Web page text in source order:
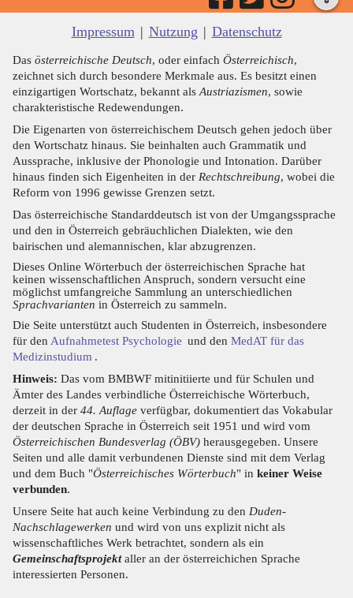
Impressum | Nutzung | Datenschutz
Das österreichische Deutsch, oder einfach Österreichisch,
zeichnet sich durch besondere Merkmale aus. Es besitzt einen
einzigartigen Wortschatz, bekannt als Austriazismen, sowie
charakteristische Redewendungen.
Die Eigenarten von österreichischem Deutsch gehen jedoch über
den Wortschatz hinaus. Sie beinhalten auch Grammatik und
Aussprache, inklusive der Phonologie und Intonation. Darüber
hinaus finden sich Eigenheiten in der Rechtschreibung, wobei die
Reform von 1996 gewisse Grenzen setzt.
Das österreichische Standarddeutsch ist von der Umgangssprache
und den in Österreich gebräuchlichen Dialekten, wie den
bairischen und alemannischen, klar abzugrenzen.
Dieses Online Wörterbuch der österreichischen Sprache hat
keinen wissenschaftlichen Anspruch, sondern versucht eine
möglichst umfangreiche Sammlung an unterschiedlichen
Sprachvarianten in Österreich zu sammeln.
Die Seite unterstützt auch Studenten in Österreich, insbesondere
für den Aufnahmetest Psychologie und den MedAT für das
Medizinstudium .
Hinweis: Das vom BMBWF mitinitiierte und für Schulen und
Ämter des Landes verbindliche Österreichische Wörterbuch,
derzeit in der 44. Auflage verfügbar, dokumentiert das Vokabular
der deutschen Sprache in Österreich seit 1951 und wird vom
Österreichischen Bundesverlag (ÖBV) herausgegeben. Unsere
Seiten und alle damit verbundenen Dienste sind mit dem Verlag
und dem Buch "Österreichisches Wörterbuch" in keiner Weise
verbunden.
Unsere Seite hat auch keine Verbindung zu den Duden-
Nachschlagewerken und wird von uns explizit nicht als
wissenschaftliches Werk betrachtet, sondern als ein
Gemeinschaftsprojektaller an der österreichichen Sprache
interessierten Personen.